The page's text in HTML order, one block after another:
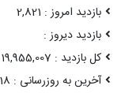
بازدید امروز : 2,821
بازدید دیروز :
کل بازدید : 19,955,007
آخرین به روزرسانی : 1405/05/18 14:10:35